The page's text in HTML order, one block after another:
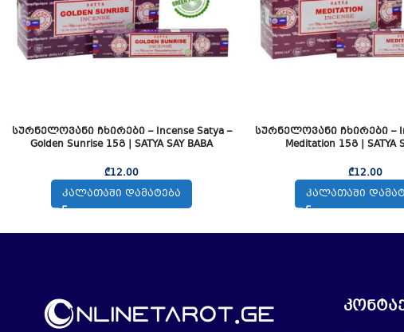
სურნელოვანი ჩხირები – Incense Satya –
Golden Sunrise 15გ | SATYA SAY BABA
₾12.00
ᲙᲐᲚᲐᲗᲐᲨᲘ ᲓᲐᲛᲐᲢᲔᲑᲐ
სურნელოვანი ჩხირები –
Meditation 15გ | SATYA
₾12.00
ᲙᲐᲚᲐᲗᲐᲨᲘ